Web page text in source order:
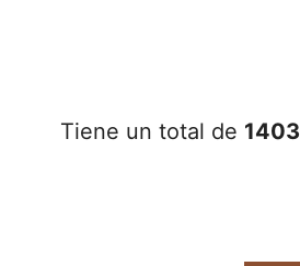
Tiene un total de 1403